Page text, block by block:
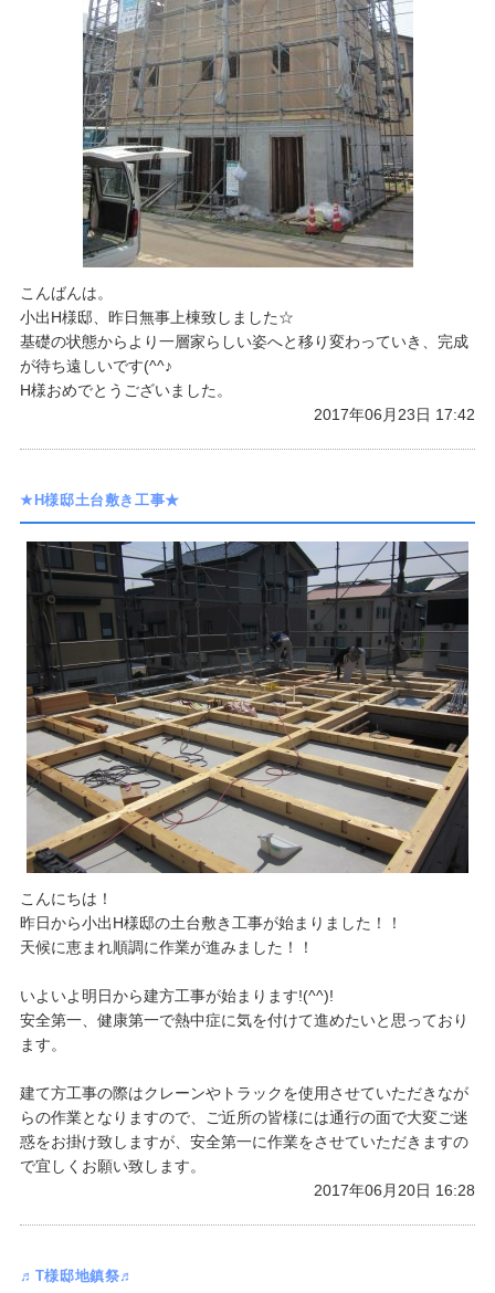
こんばんは。
​小出H様邸、昨日無事上棟致しました☆
基礎の状態からより一層家らしい姿へと移り変わっていき、完成
が待ち遠しいです(^^♪
H様おめでとうございました。
2017年06月23日 17:42
★H様邸土台敷き工事★
こんにちは！
​昨日から小出H様邸の土台敷き工事が始まりました！！
天候に恵まれ順調に作業が進みました！！
いよいよ明日から建方工事が始まります!(^^)!
安全第一、健康第一で熱中症に気を付けて進めたいと思っており
ます。
​建て方工事の際はクレーンやトラックを使用させていただきなが
らの作業となりますので、ご近所の皆様には通行の面で大変ご迷
惑をお掛け致しますが、安全第一に作業をさせていただきますの
で宜しくお願い致します。
2017年06月20日 16:28
♬T様邸地鎮祭♬